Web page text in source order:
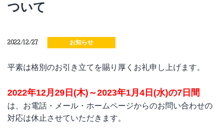
ついて
2022/12/27 お知らせ
平素は格別のお引き立てを賜り厚くお礼申し上げます。
2022年12月29日(木)～2023年1月4日(水)の7日間
は、お電話・メール・ホームページからのお問い合わせの
対応は休止させていただきます。